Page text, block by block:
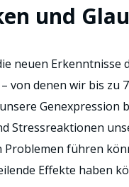
und
neuen Erkenntnisse
von denen wir bis zu
Genexpression
Stressreaktionen
führen
Effekte haben